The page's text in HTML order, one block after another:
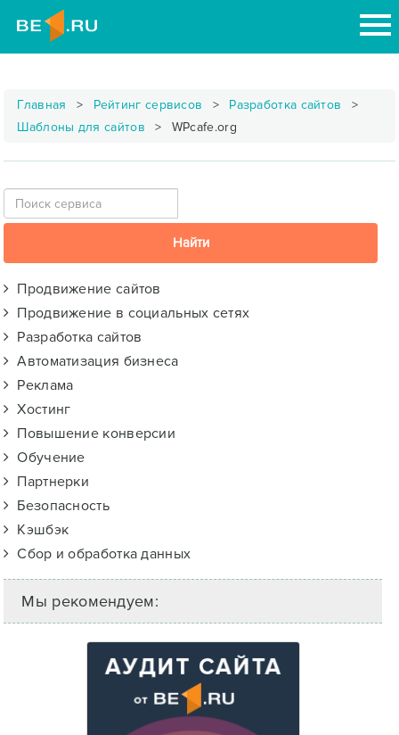
Главная Рейтинг сервисов
Разработка сайтов
Шаблоны для сайтов
WPcafe.org
Продвижение сайтов
Продвижение в социальных сетях
Разработка сайтов
Автоматизация бизнеса
Реклама
Хостинг
Повышение конверсии
Обучение
Партнерки
Безопасность
Кэшбэк
Сбор и обработка данных
Мы рекомендуем: